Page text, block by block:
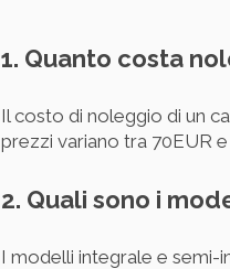
1. Quanto costa
Il costo di noleggio di un
prezzi variano tra 70EUR
2. Quali sono i
I modelli integrale e semi-